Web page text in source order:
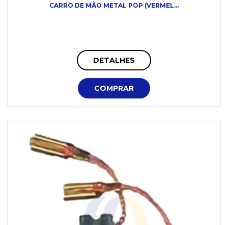
CARRO DE MÃO METAL POP (VERMEL...
DETALHES
COMPRAR